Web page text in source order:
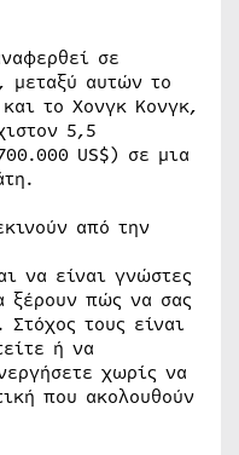
σε
μεταξύ αυτών το
το Χονγκ Κονγκ,
5,5
US$) σε μια
από την
να είναι γνώστες
ξέρουν πώς να σας
τους είναι
ή να
χωρίς να
που ακολουθούν